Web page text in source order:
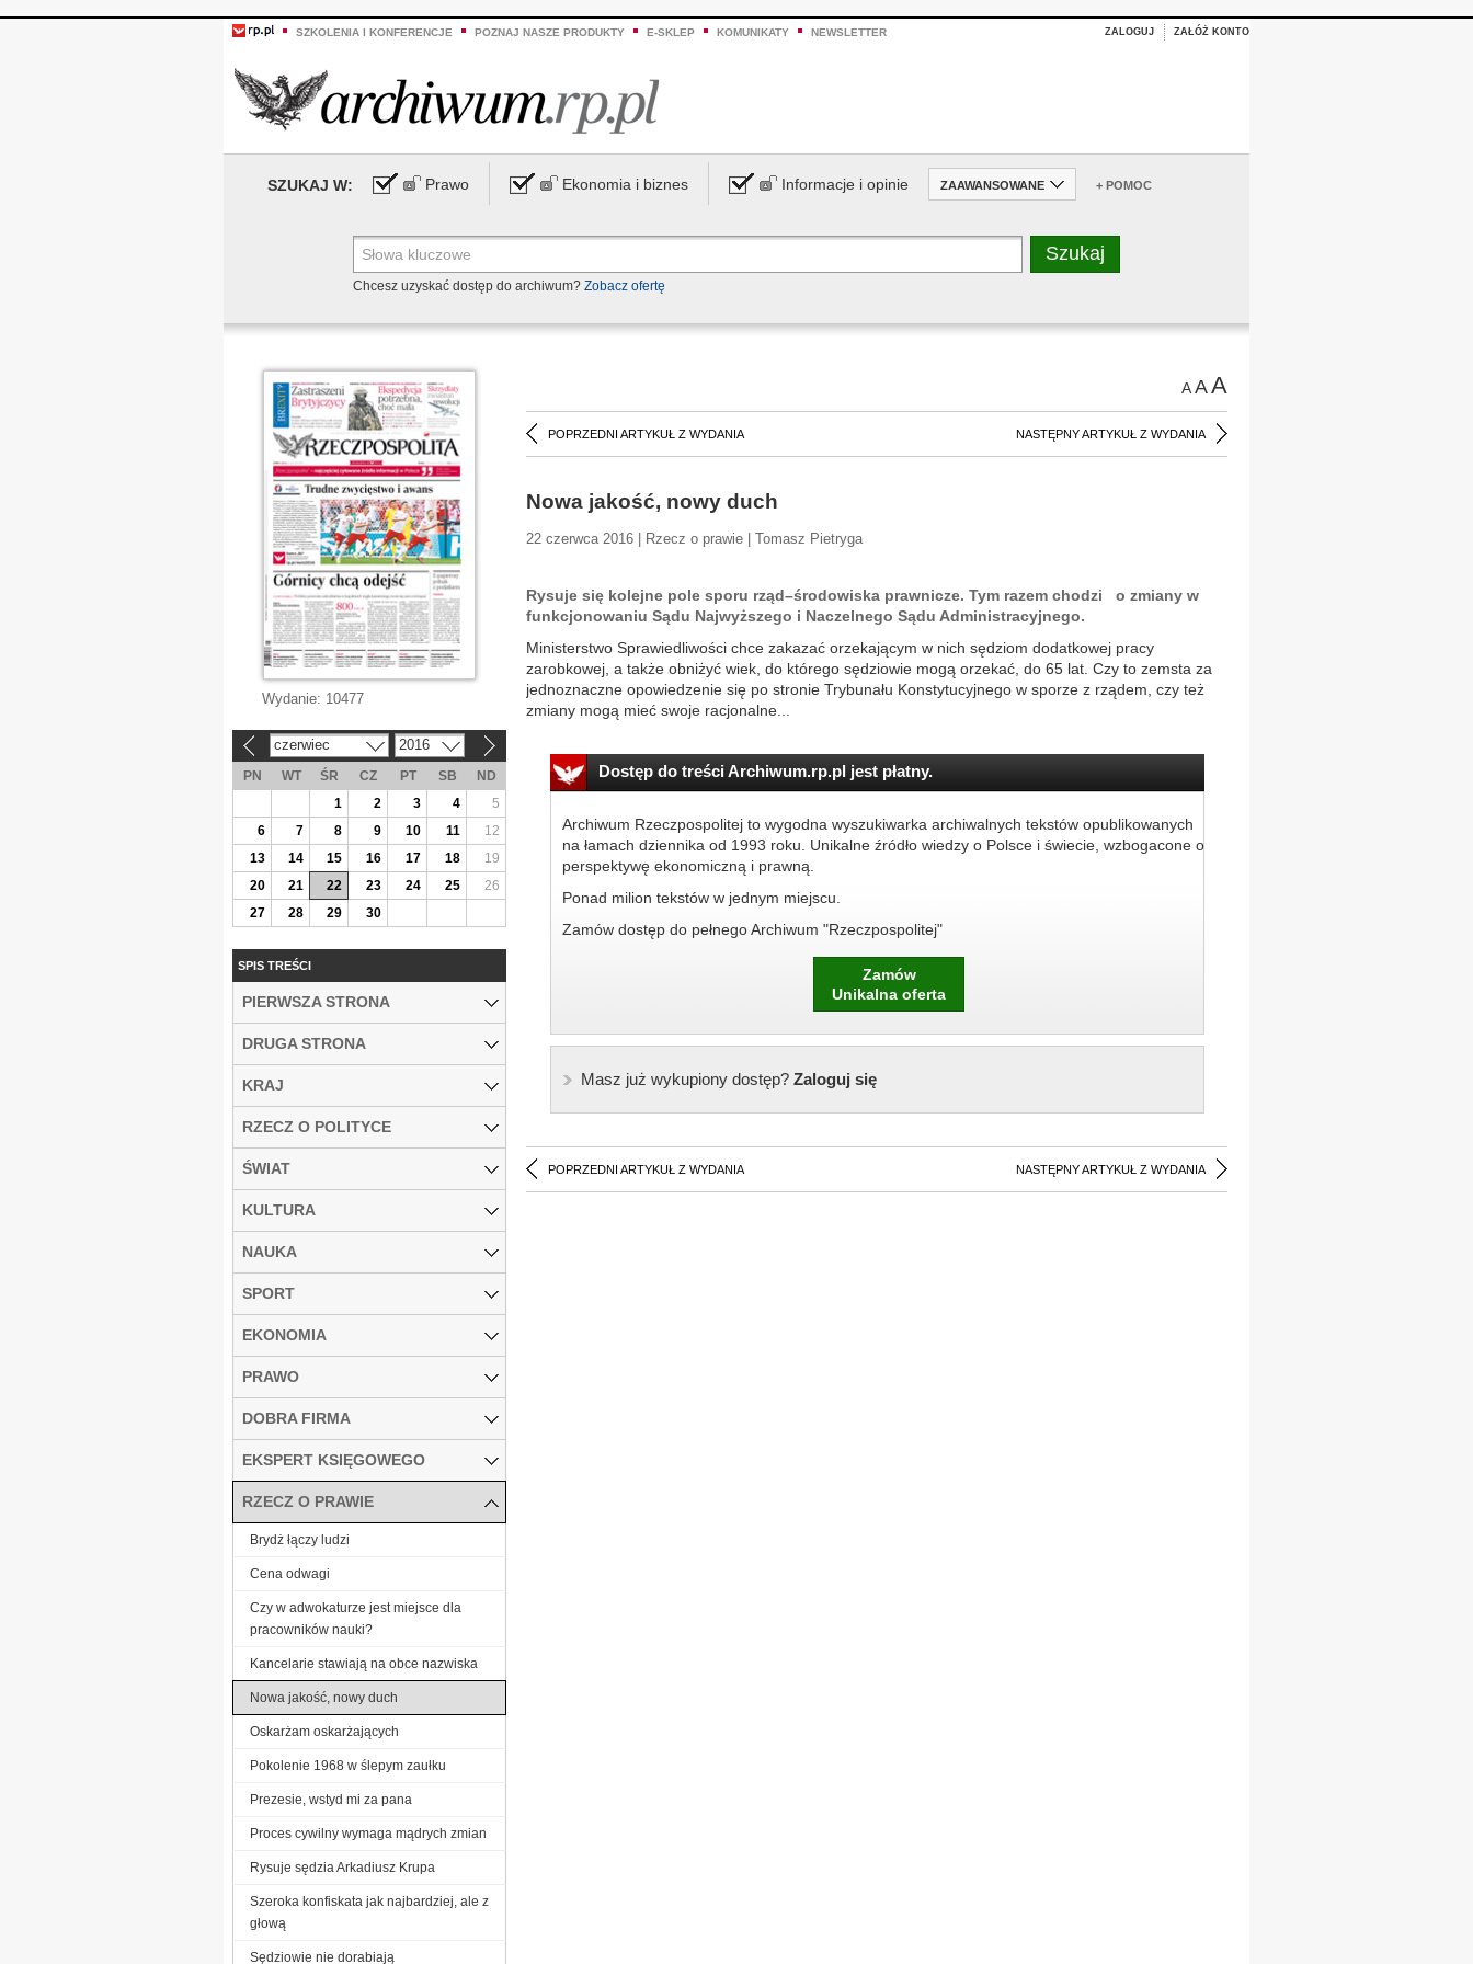
SZKOLENIA I KONFERENCJE POZNAJ NASZE PRODUKTY E-SKLEP KOMUNIKATY NEWSLETTER ZALOGUJ ZAŁÓŻ KONTO
SZUKAJ W: Prawo Ekonomia i biznes Informacje i opinie ZAAWANSOWANE + POMOC
Chcesz uzyskać dostęp do archiwum? Zobacz ofertę
AAA
POPRZEDNI ARTYKUŁ Z WYDANIA NASTĘPNY ARTYKUŁ Z WYDANIA
Nowa jakość, nowy duch
22 czerwca 2016 | Rzecz o prawie | Tomasz Pietryga
Rysuje się kolejne pole sporu rząd–środowiska prawnicze. Tym razem chodzi o zmiany w
funkcjonowaniu Sądu Najwyższego i Naczelnego Sądu Administracyjnego.
Ministerstwo Sprawiedliwości chce zakazać orzekającym w nich sędziom dodatkowej pracy
zarobkowej, a także obniżyć wiek, do którego sędziowie mogą orzekać, do 65 lat. Czy to zemsta za
jednoznaczne opowiedzenie się po stronie Trybunału Konstytucyjnego w sporze z rządem, czy też
zmiany mogą mieć swoje racjonalne...
Dostęp do treści Archiwum.rp.pl jest płatny.
Archiwum Rzeczpospolitej to wygodna wyszukiwarka archiwalnych tekstów opublikowanych
na łamach dziennika od 1993 roku. Unikalne źródło wiedzy o Polsce i świecie, wzbogacone o
perspektywę ekonomiczną i prawną.
Ponad milion tekstów w jednym miejscu.
Zamów dostęp do pełnego Archiwum "Rzeczpospolitej"
Zamów
Unikalna oferta
Masz już wykupiony dostęp?Zaloguj się
POPRZEDNI ARTYKUŁ Z WYDANIA NASTĘPNY ARTYKUŁ Z WYDANIA
Wydanie: 10477
czerwiec 2016
PN WT ŚR CZ PT SB
ND
1
2 3 4
5
6
7 8 9 10 11
12
13
14 15 16 17 18
19
20
21 22 23 24 25
26
27
28 29 30
SPIS TREŚCI
PIERWSZA STRONA
DRUGA STRONA
KRAJ
RZECZ O POLITYCE
ŚWIAT
KULTURA
NAUKA
SPORT
EKONOMIA
PRAWO
DOBRA FIRMA
EKSPERT KSIĘGOWEGO
RZECZ O PRAWIE
Brydż łączy ludzi
Cena odwagi
Czy w adwokaturze jest miejsce dla
pracowników nauki?
Kancelarie stawiają na obce nazwiska
Nowa jakość, nowy duch
Oskarżam oskarżających
Pokolenie 1968 w ślepym zaułku
Prezesie, wstyd mi za pana
Proces cywilny wymaga mądrych zmian
Rysuje sędzia Arkadiusz Krupa
Szeroka konfiskata jak najbardziej, ale z
głową
Sędziowie nie dorabiają